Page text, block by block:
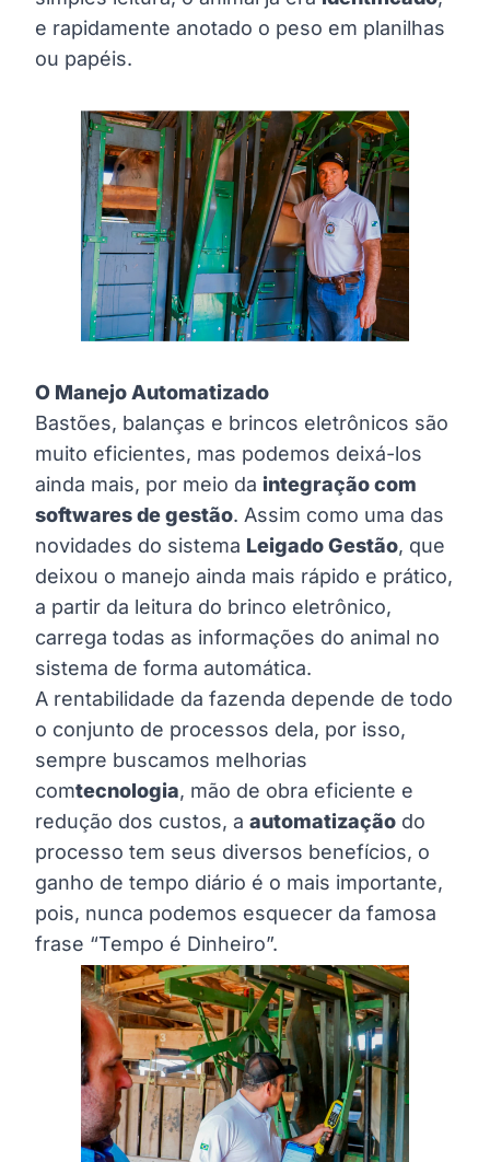
e rapidamente anotado o peso em planilhas
ou papéis.
O Manejo Automatizado
Bastões, balanças e brincos eletrônicos são
muito eficientes, mas podemos deixá-los
ainda mais, por meio da integração com
softwares de gestão. Assim como uma das
novidades do sistema Leigado Gestão, que
deixou o manejo ainda mais rápido e prático,
a partir da leitura do brinco eletrônico,
carrega todas as informações do animal no
sistema de forma automática.
A rentabilidade da fazenda depende de todo
o conjunto de processos dela, por isso,
sempre buscamos melhorias
comtecnologia, mão de obra eficiente e
redução dos custos, a automatização do
processo tem seus diversos benefícios, o
ganho de tempo diário é o mais importante,
pois, nunca podemos esquecer da famosa
frase “Tempo é Dinheiro”.